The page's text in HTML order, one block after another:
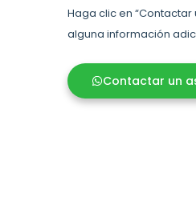
Haga clic en
alguna información
Contactar un